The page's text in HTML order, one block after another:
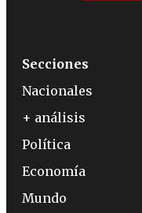
Secciones
Nacionales
+ análisis
Política
Economía
Mundo